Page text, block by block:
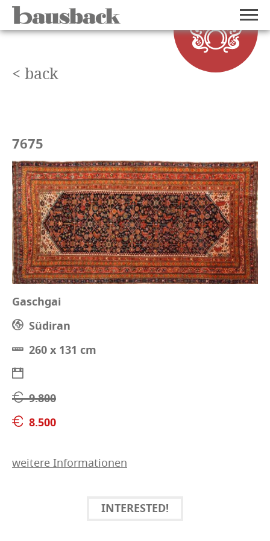
< back
7675
Gaschgai
Südiran
260 x 131 cm
9.800
8.500
weitere Informationen
INTERESTED!